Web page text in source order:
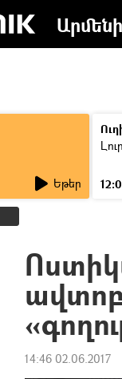
Եթեր
14:46 02.06.2017